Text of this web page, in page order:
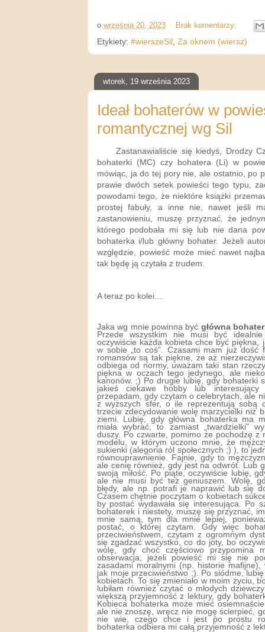
o września 20, 2023
Brak komentarzy:
Etykiety: #wierszeSil , Za oknem (wiersz)
wtorek, 19 września 2023
Ideał bohaterów w
romantycznej wg Sil
Zastanawialiście się kiedyś, Drodzy
bohaterki (MC) czy bohatera (Li) w
mówiąc, ja do tej pory nie, ale ostatnio, po
prawie dwóch setek powieści tego typu,
powodami tego, że niektóre książki
prostej fabuły, a inne nie, nawet jeśli
zastanowieniu, muszę przyznać, że
którego podobała mi się lub nie dana
bohaterka i/lub główny bohater. Jeżeli
względzie, powieść może mieć nawet
tak będę ją czytała z trudem.
A teraz po kolei…
Jaka wg mnie powinna być główna
Przede wszystkim nie musi być
oczywiście każda kobieta chce być piękna,
w sobie „to coś”. Czasami mam już dość
romansów są tak piękne, że aż
odbiega od normy, uważam taki stan
piękna w oczach tego jedynego, ale
kanonów. ;) Po drugie lubię, gdy bohaterki
jakieś ciekawe hobby lub interesujący
przepadam, gdy czytam o celebrytach, ale
z wyższych sfer, o ile reprezentują sobą
trzecie zdecydowanie wolę marzycielki niż
ziemi. Lubię, gdy główna bohaterka ma
miała wybrać, to zamiast „twardzielki”
duszy. Po czwarte, pomimo że pochodzę z
modelu, w którym uczono mnie, że
sukienki (alegoria ról społecznych ;) ), to
równouprawnienie. Fajnie, gdy to
ale cenię również, gdy jest na odwrót. Lub
swoją miłość. Po piąte, oczywiście lubię,
ale nie musi być też geniuszem. Wolę,
błędy, ale np. potrafi je naprawić lub się
Czasem chętnie poczytam o kobietach
by postać wydawała się interesująca. Po
bohaterek i niestety, muszę się przyznać,
mnie samą, tym dla mnie lepiej,
postać, o której czytam. Gdy więc
przeciwieństwem, czytam z ogromnym
się zgadzać wszystko, co do joty, bo
wolę, gdy choć częściowo przypomina
obserwacja, jeżeli powieść mi się nie
zasadami moralnymi (np. historie
jak moje przeciwieństwo ;). Po siódme,
kobietach. To się zmieniało w moim życiu,
lubiłam również czytać o młodych
większą przyjemność z lektury, gdy
Kobieca bohaterka może mieć
ale nie znoszę, wręcz nie mogę ścierpieć,
nie wie, czego chce i jest po prostu
bohaterka odbiera mi całą przyjemność z